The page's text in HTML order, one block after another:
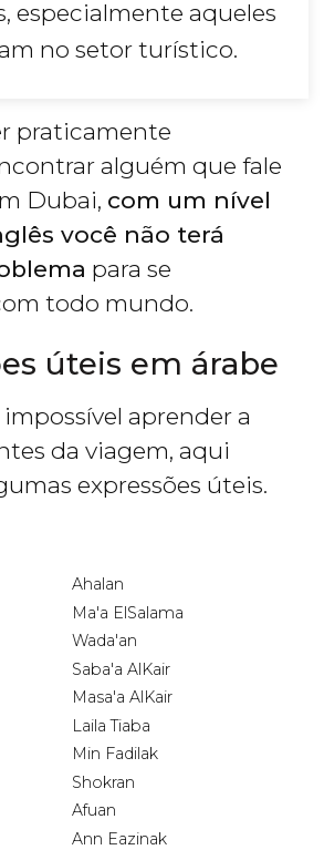
especialmente aqueles
no setor turístico.
praticamente
alguém que fale
Dubai, com um nível
você não terá
para se
todo mundo.
úteis em árabe
aprender a
da viagem, aqui
expressões úteis.
Ahalan
Ma'a ElSalama
Wada'an
Saba'a AlKair
Masa'a AlKair
Laila Tiaba
Min Fadilak
Shokran
Afuan
Ann Eazinak